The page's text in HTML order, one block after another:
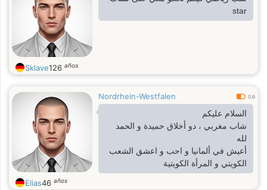
star
Sklave126 años
Nordrhein-Westfalen 0.6
السلام عليكم
شاب مغربي ، دو أخلاق حميدة و الحمد
لله
أعيش في ألمانيا و احب و اعشق الشعب
الكويتي و المرأة الكويتية
Elias46 años